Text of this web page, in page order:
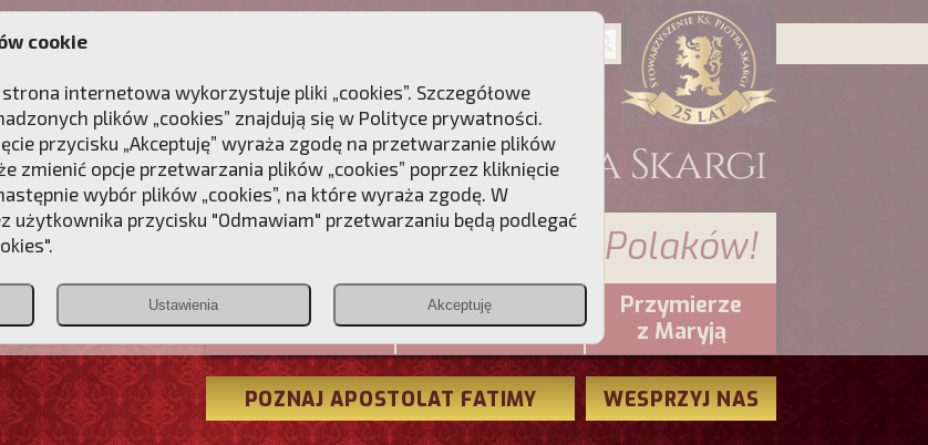
DLA DUSZY
Przebudźmy sumienia Polaków!
Christiana
PCh24.pl
Przymierze
z Maryją
POZNAJ APOSTOLAT FATIMY WESPRZYJ NAS
cookie
internetowa wykorzystuje pliki „cookies”. Szczegółowe
plików „cookies” znajdują się w Polityce prywatności.
przycisku „Akceptuję” wyraża zgodę na przetwarzanie plików
zmienić opcje przetwarzania plików „cookies” poprzez kliknięcie
wybór plików „cookies”, na które wyraża zgodę. W
użytkownika przycisku "Odmawiam" przetwarzaniu będą podlegać
Ustawienia Akceptuję